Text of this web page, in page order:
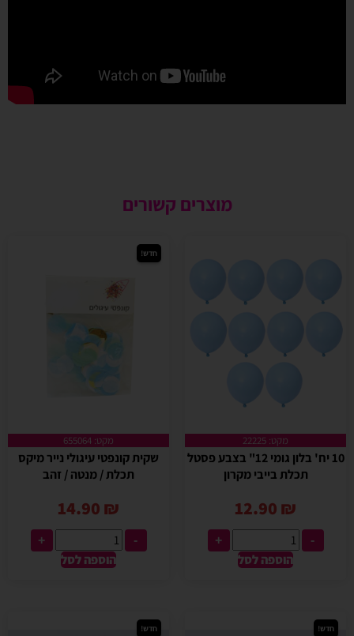
מוצרים קשורים
מקט: 22225
10 יח' בלון גומי 12" בצבע פסטל
תכלת בייבי מקרון
12.90 ₪
-
+
הוספה לסל
חדש!
מקט: 655064
שקית קונפטי עיגולי נייר מיקס
תכלת / מנטה / זהב
14.90 ₪
-
+
הוספה לסל
חדש! חדש!